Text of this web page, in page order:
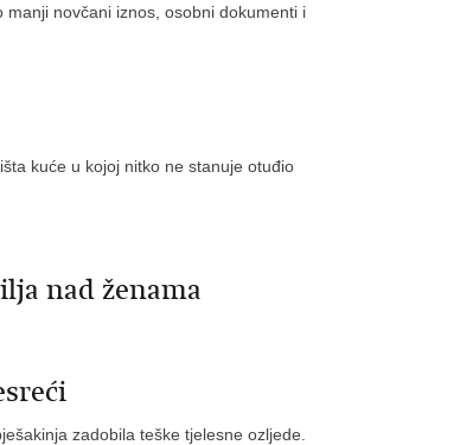
novčani iznos, osobni dokumenti i
kuće u kojoj nitko ne stanuje otuđio
nad ženama
zadobila teške tjelesne ozljede.